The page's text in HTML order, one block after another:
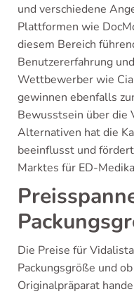
und verschiedene
Plattformen wie
diesem Bereich
Benutzererfahrung
Wettbewerber wie
gewinnen ebenfalls
Bewusstsein über die
Alternativen hat die
beeinflusst und
Marktes für ED-
Die Preise für
Packungsgröße und
Originalpräparat